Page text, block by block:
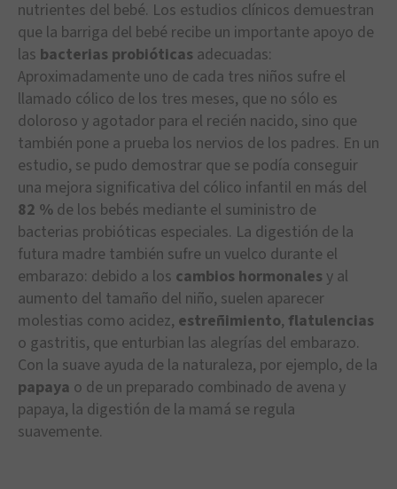
nutrientes del bebé. Los estudios clínicos demuestran
que la barriga del bebé recibe un importante apoyo de
las bacterias probióticas adecuadas:
Aproximadamente uno de cada tres niños sufre el
llamado cólico de los tres meses, que no sólo es
doloroso y agotador para el recién nacido, sino que
también pone a prueba los nervios de los padres. En un
estudio, se pudo demostrar que se podía conseguir
una mejora significativa del cólico infantil en más del
82 % de los bebés mediante el suministro de
bacterias probióticas especiales. La digestión de la
futura madre también sufre un vuelco durante el
embarazo: debido a los cambios hormonales y al
aumento del tamaño del niño, suelen aparecer
molestias como acidez, estreñimiento, flatulencias
o gastritis, que enturbian las alegrías del embarazo.
Con la suave ayuda de la naturaleza, por ejemplo, de la
papaya o de un preparado combinado de avena y
papaya, la digestión de la mamá se regula
suavemente.